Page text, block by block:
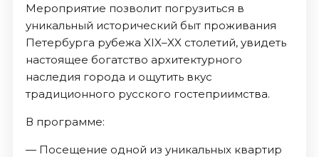
Мероприятие позволит погрузиться в
уникальный исторический быт проживания
Петербурга рубежа XIX–XX столетий, увидеть
настоящее богатство архитектурного
наследия города и ощутить вкус
традиционного русского гостеприимства.
В программе:
— Посещение одной из уникальных квартир